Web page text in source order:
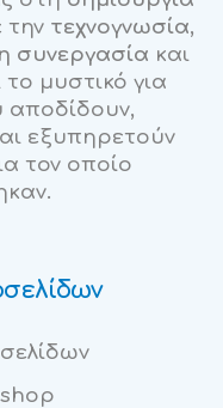
τεχνογνωσία,
συνεργασία και
το μυστικό για
αποδίδουν,
εξυπηρετούν
τον οποίο